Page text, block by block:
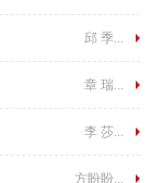
邱 季...
章 瑞...
李 莎...
方盼盼...